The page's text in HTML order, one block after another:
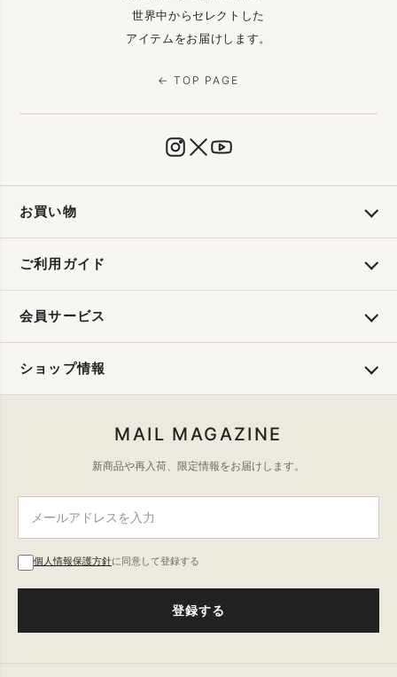
世界中からセレクトした
アイテムをお届けします。
← TOP PAGE
お買い物
ご利用ガイド
会員サービス
ショップ情報
MAIL MAGAZINE
新商品や再入荷、限定情報をお届けします。
個人情報保護方針に同意して登録する
登録する